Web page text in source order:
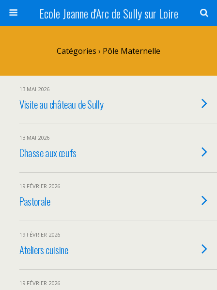
Ecole Jeanne d'Arc de Sully sur Loire
Catégories › Pôle Maternelle
13 MAI 2026
Visite au château de Sully
13 MAI 2026
Chasse aux œufs
19 FÉVRIER 2026
Pastorale
19 FÉVRIER 2026
Ateliers cuisine
19 FÉVRIER 2026